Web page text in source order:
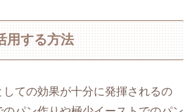
用する方法
しての効果が十分に発揮されるの